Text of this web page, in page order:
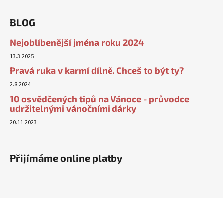
BLOG
Nejoblíbenější jména roku 2024
13.3.2025
Pravá ruka v karmí dílně. Chceš to být ty?
2.8.2024
10 osvědčených tipů na Vánoce - průvodce
udržitelnými vánočními dárky
20.11.2023
Přijímáme online platby